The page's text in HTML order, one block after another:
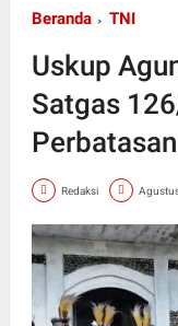
Beranda TNI
Uskup
Satgas
Redaksi